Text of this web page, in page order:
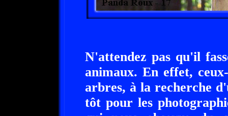
N'attendez pas qu'il
animaux. En effet,
arbres, à la recherche
tôt pour les